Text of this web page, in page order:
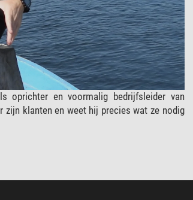
oprichter en voormalig bedrijfsleider van
klanten en weet hij precies wat ze nodig